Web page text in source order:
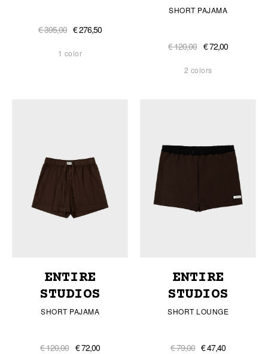
€ 395,00 € 276,50
1 color
SHORT PAJAMA
€ 120,00 € 72,00
2 colors
ENTIRE
STUDIOS
SHORT PAJAMA
€ 120,00 € 72,00
ENTIRE
STUDIOS
SHORT LOUNGE
€ 79,00 € 47,40